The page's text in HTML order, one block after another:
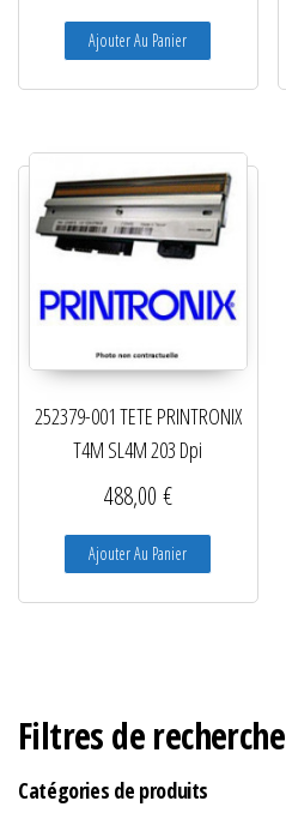
Ajouter Au Panier
252379-001 TETE PRINTRONIX
T4M SL4M 203 Dpi
488,00 €
Ajouter Au Panier
Filtres de recherche
Catégories de produits